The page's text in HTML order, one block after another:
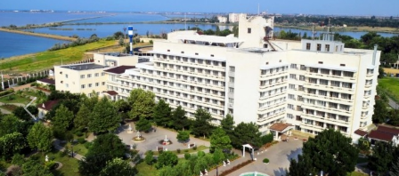
Previous Next